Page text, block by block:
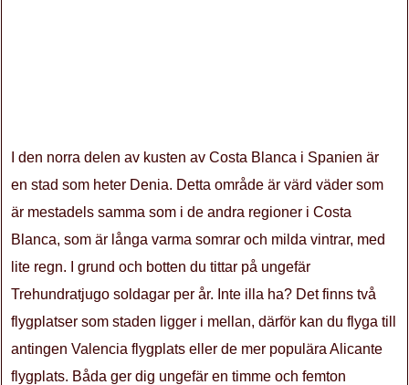
I den norra delen av kusten av Costa Blanca i Spanien är
en stad som heter Denia. Detta område är värd väder som
är mestadels samma som i de andra regioner i Costa
Blanca, som är långa varma somrar och milda vintrar, med
lite regn. I grund och botten du tittar på ungefär
Trehundratjugo soldagar per år. Inte illa ha? Det finns två
flygplatser som staden ligger i mellan, därför kan du flyga till
antingen Valencia flygplats eller de mer populära Alicante
flygplats. Båda ger dig ungefär en timme och femton